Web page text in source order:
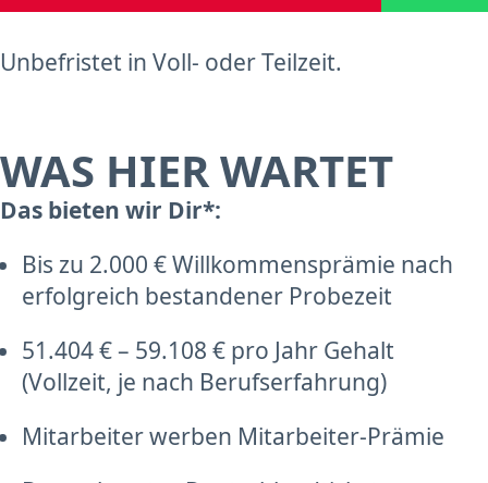
Unbefristet in Voll- oder Teilzeit.
WAS HIER WARTET
Das bieten wir Dir*:
Bis zu 2.000 € Willkommensprämie nach
erfolgreich bestandener Probezeit
51.404 € – 59.108 € pro Jahr Gehalt
(Vollzeit, je nach Berufserfahrung)
Mitarbeiter werben Mitarbeiter-Prämie